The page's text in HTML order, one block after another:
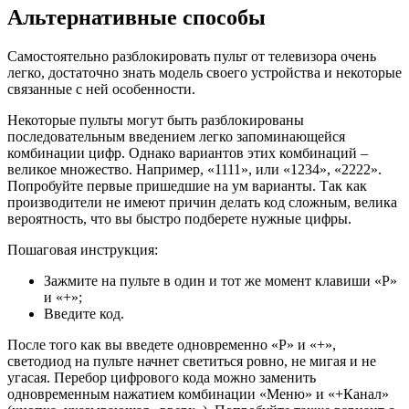
Альтернативные способы
Самостоятельно разблокировать пульт от телевизора очень
легко, достаточно знать модель своего устройства и некоторые
связанные с ней особенности.
Некоторые пульты могут быть разблокированы
последовательным введением легко запоминающейся
комбинации цифр. Однако вариантов этих комбинаций –
великое множество. Например, «1111», или «1234», «2222».
Попробуйте первые пришедшие на ум варианты. Так как
производители не имеют причин делать код сложным, велика
вероятность, что вы быстро подберете нужные цифры.
Пошаговая инструкция:
Зажмите на пульте в один и тот же момент клавиши «Р»
и «+»;
Введите код.
После того как вы введете одновременно «Р» и «+»,
светодиод на пульте начнет светиться ровно, не мигая и не
угасая. Перебор цифрового кода можно заменить
одновременным нажатием комбинации «Меню» и «+Канал»